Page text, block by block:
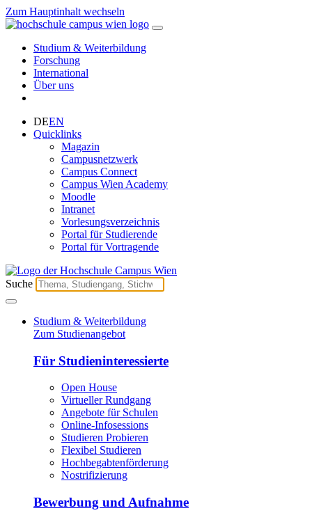
Zum Hauptinhalt wechseln
Studium & Weiterbildung
Forschung
International
Über uns
DEEN
Quicklinks
Magazin
Campusnetzwerk
Campus Connect
Campus Wien Academy
Moodle
Intranet
Vorlesungsverzeichnis
Portal für Studierende
Portal für Vortragende
Suche
Studium & Weiterbildung
Zum Studienangebot
Für Studieninteressierte
Open House
Virtueller Rundgang
Angebote für Schulen
Online-Infosessions
Studieren Probieren
Flexibel Studieren
Hochbegabtenförderung
Nostrifizierung
Bewerbung und Aufnahme